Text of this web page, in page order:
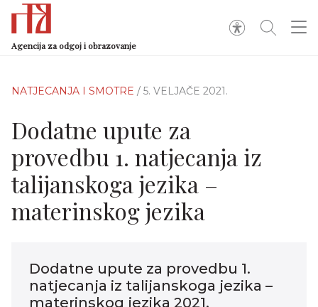
Agencija za odgoj i obrazovanje
NATJECANJA I SMOTRE / 5. VELJAČE 2021.
Dodatne upute za
provedbu 1. natjecanja iz
talijanskoga jezika –
materinskog jezika
Dodatne upute za provedbu 1.
natjecanja iz talijanskoga jezika –
materinskog jezika 2021.